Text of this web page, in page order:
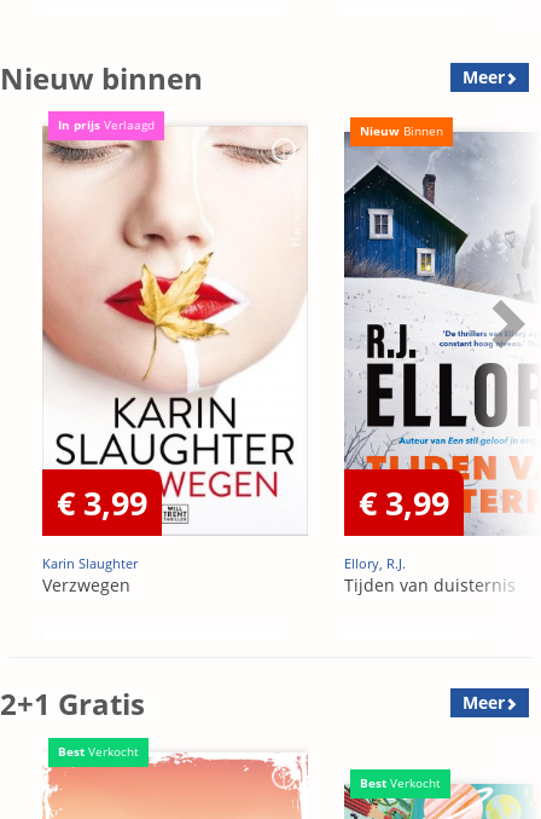
Nieuw binnen Meer
In prijs Verlaagd
€ 3,99
Karin Slaughter
Verzwegen
Nieuw Binnen
€ 3,99
Ellory, R.J.
Tijden van duisternis
2+1 Gratis Meer
Best Verkocht
Best Verkocht